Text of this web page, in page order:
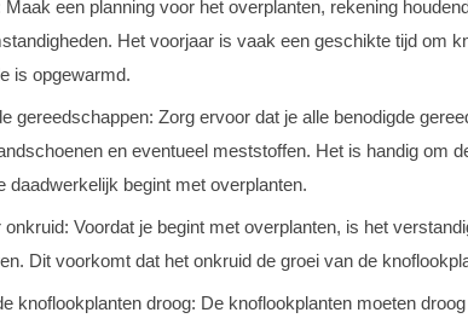
Maak een planning voor het overplanten, rekening
Het voorjaar is vaak een geschikte tijd om
is opgewarmd.
gereedschappen: Zorg ervoor dat je alle benodigde
en eventueel meststoffen. Het is handig om
daadwerkelijk begint met overplanten.
onkruid: Voordat je begint met overplanten, is het
Dit voorkomt dat het onkruid de groei van de
knoflookplanten droog: De knoflookplanten moeten